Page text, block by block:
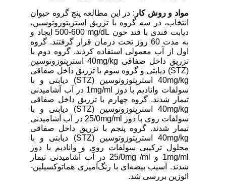
مواد و روش‌ کار: در این مطالعه پنج گروه حیوان
انتخاب، در سه گروه با تزریق استرپتوزوتوسین،
دیابت قندی با قند خونmg/dL
600-500 ایجاد و
به مدت 60 روز تحت درمان قرار گرفتند. گروه
اول از آب معمولی استفاده کردند. گروه دوم با
تزریق داخل صفاقی mg/kg
40 استرپتوزوتوسین
STZ) دیابتی و گروه سوم با تزریق داخل صفاقی
mg/kg40 استرپتوزوتوسین ( STZ) دیابتی و با
سولفات وانادیم با دوزmg/ml 1 در آب آشامیدنی
تیمار شدند. گروه چهارم با تزریق داخل صفاقی
mg/kg40 استرپتوزوتوسین ( STZ) دیابتی و با
سولفات روی با دوزmg/ml
25/0 در آب آشامیدنی
تیمار شدند. گروه پنجم با تزریق داخل صفاقی
mg/kg40 استرپتوزوتوسین ( STZ) دیابتی و با
محلول ترکیبی سولفات روی و وانادیم با دوز
mg/ml1 و mg /ml
25/0 در آب آشامیدنی تیمار
شدند. آسیب بیضه‌ای با رنگ‌آمیزی هماتوکسیلین-
ائوزین بررسی شد.